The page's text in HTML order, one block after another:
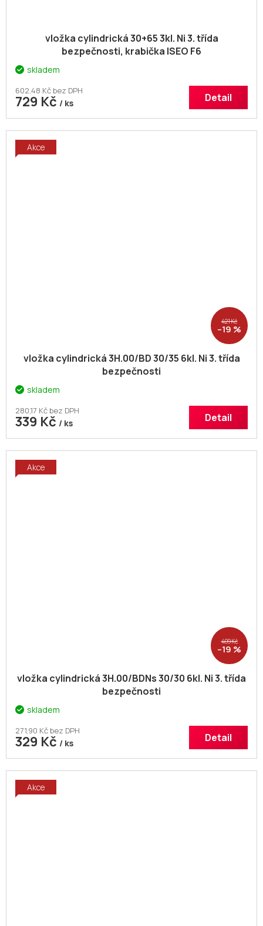
vložka cylindrická 30+65 3kl. Ni 3. třída
bezpečnosti, krabička ISEO F6
skladem
602,48 Kč bez DPH
729 Kč / ks Detail
Akce
421 Kč
–19 %
vložka cylindrická 3H.00/BD 30/35 6kl. Ni 3. třída
bezpečnosti
skladem
280,17 Kč bez DPH
339 Kč / ks Detail
Akce
409 Kč
–19 %
vložka cylindrická 3H.00/BDNs 30/30 6kl. Ni 3. třída
bezpečnosti
skladem
271,90 Kč bez DPH
329 Kč / ks Detail
Akce